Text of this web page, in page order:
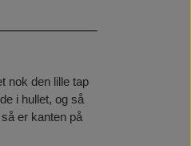
nok den lille tap
i hullet, og så
er kanten på